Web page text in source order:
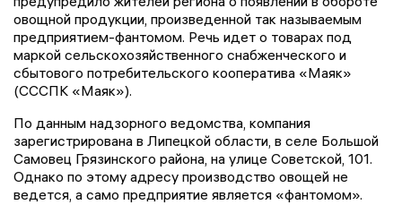
овощной продукции, произведенной так называемым
предприятием-фантомом. Речь идет о товарах под
маркой сельскохозяйственного снабженческого и
сбытового потребительского кооператива «Маяк»
(СССПК «Маяк»).
По данным надзорного ведомства, компания
зарегистрирована в Липецкой области, в селе Большой
Самовец Грязинского района, на улице Советской, 101.
Однако по этому адресу производство овощей не
ведется, а само предприятие является «фантомом».